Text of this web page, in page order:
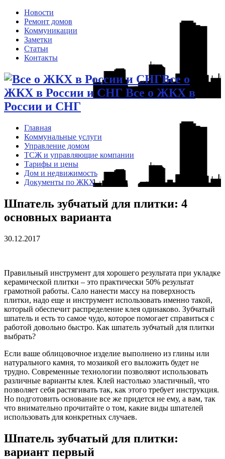
Новости
Ремонт домов
Коммуникации
Заметки
Статьи
Контакты
Все о
ЖКХ в России и СНГ Все о ЖКХ в
России и СНГ
Главная
Коммунальные услуги
Управление домом
ТСЖ и управляющие компании
Тарифы и цены
Дом и недвижимость
Документы по ЖКХ
Шпатель зубчатый для плитки: 4
основных варианта
30.12.2017
Правильный инструмент для хорошего результата при укладке
керамической плитки – это практически 50% результат
грамотной работы. Сало нанести массу на поверхность
плитки, надо еще и инструмент использовать именно такой,
который обеспечит распределение клея одинаково. Зубчатый
шпатель и есть то самое чудо, которое помогает справиться с
работой довольно быстро. Как шпатель зубчатый для плитки
выбрать?
Если ваше облицовочное изделие выполнено из глины или
натурального камня, то мозаикой его выложить будет не
трудно. Современные технологии позволяют использовать
различные варианты клея. Клей настолько эластичный, что
позволяет себя растягивать так, как этого требует инструкция.
Но подготовить основание все же придется не ему, а вам, так
что внимательно прочитайте о том, какие виды шпателей
использовать для конкретных случаев.
Шпатель зубчатый для плитки:
вариант первый